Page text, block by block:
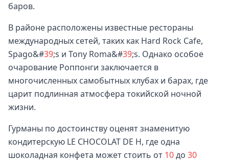
баров.
В районе расположены известные рестораны
международных сетей, таких как Hard Rock Cafe,
Spago&#39;s и Tony Roma&#39;s. Однако особое
очарование Роппонги заключается в
многочисленных самобытных клубах и барах, где
царит подлинная атмосфера токийской ночной
жизни.
Гурманы по достоинству оценят знаменитую
кондитерскую LE CHOCOLAT DE H, где одна
шоколадная конфета может стоить от 10до 30